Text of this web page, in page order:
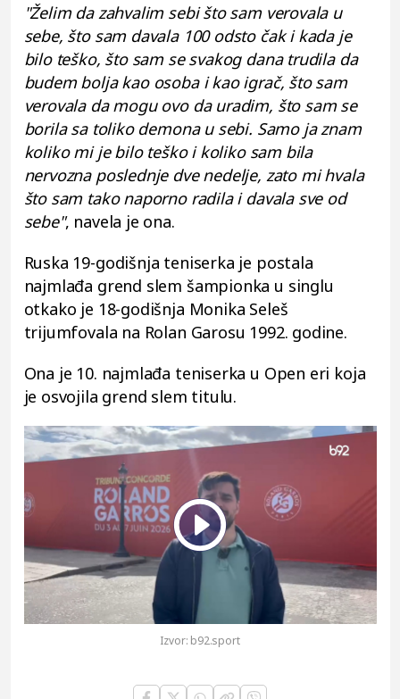
"Želim da zahvalim sebi što sam verovala u
sebe, što sam davala 100 odsto čak i kada je
bilo teško, što sam se svakog dana trudila da
budem bolja kao osoba i kao igrač, što sam
verovala da mogu ovo da uradim, što sam se
borila sa toliko demona u sebi. Samo ja znam
koliko mi je bilo teško i koliko sam bila
nervozna poslednje dve nedelje, zato mi hvala
što sam tako naporno radila i davala sve od
sebe", navela je ona.
Ruska 19-godišnja teniserka je postala
najmlađa grend slem šampionka u singlu
otkako je 18-godišnja Monika Seleš
trijumfovala na Rolan Garosu 1992. godine.
Ona je 10. najmlađa teniserka u Open eri koja
je osvojila grend slem titulu.
Play
Izvor: b92.sport